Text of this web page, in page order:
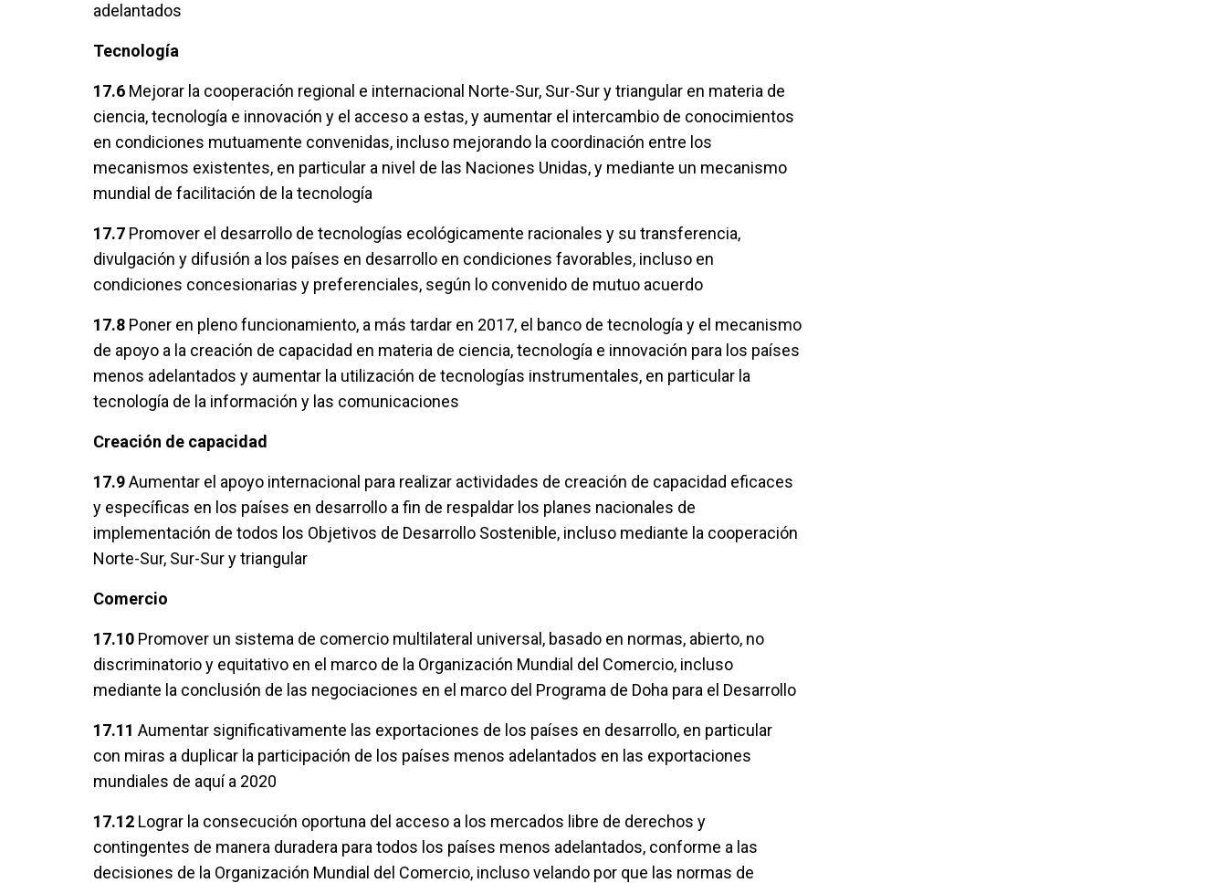
adelantados
Tecnología
17.6 Mejorar la cooperación regional e internacional Norte-Sur, Sur-Sur y triangular en materia de
ciencia, tecnología e innovación y el acceso a estas, y aumentar el intercambio de conocimientos
en condiciones mutuamente convenidas, incluso mejorando la coordinación entre los
mecanismos existentes, en particular a nivel de las Naciones Unidas, y mediante un mecanismo
mundial de facilitación de la tecnología
17.7 Promover el desarrollo de tecnologías ecológicamente racionales y su transferencia,
divulgación y difusión a los países en desarrollo en condiciones favorables, incluso en
condiciones concesionarias y preferenciales, según lo convenido de mutuo acuerdo
17.8 Poner en pleno funcionamiento, a más tardar en 2017, el banco de tecnología y el mecanismo
de apoyo a la creación de capacidad en materia de ciencia, tecnología e innovación para los países
menos adelantados y aumentar la utilización de tecnologías instrumentales, en particular la
tecnología de la información y las comunicaciones
Creación de capacidad
17.9Aumentar el apoyo internacional para realizar actividades de creación de capacidad eficaces
y específicas en los países en desarrollo a fin de respaldar los planes nacionales de
implementación de todos los Objetivos de Desarrollo Sostenible, incluso mediante la cooperación
Norte-Sur, Sur-Sur y triangular
Comercio
17.10 Promover un sistema de comercio multilateral universal, basado en normas, abierto, no
discriminatorio y equitativo en el marco de la Organización Mundial del Comercio, incluso
mediante la conclusión de las negociaciones en el marco del Programa de Doha para el Desarrollo
17.11 Aumentar significativamente las exportaciones de los países en desarrollo, en particular
con miras a duplicar la participación de los países menos adelantados en las exportaciones
mundiales de aquí a 2020
17.12 Lograr la consecución oportuna del acceso a los mercados libre de derechos y
contingentes de manera duradera para todos los países menos adelantados, conforme a las
decisiones de la Organización Mundial del Comercio, incluso velando por que las normas de